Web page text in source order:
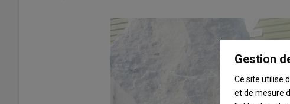
Gestion
Ce site utilise
et de mesure